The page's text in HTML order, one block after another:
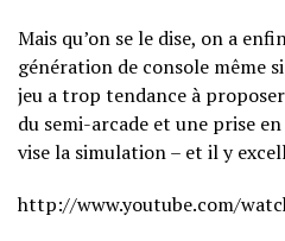
Mais qu’on se le dise, on a
génération de console même
jeu a trop tendance à
du semi-arcade et une prise
vise la simulation – et il y
http://www.youtube.com/